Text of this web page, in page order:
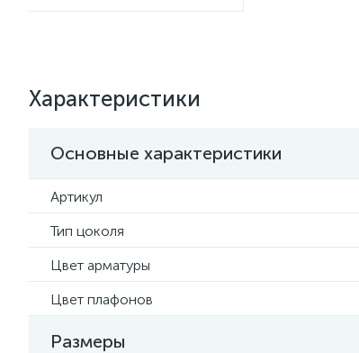
Характеристики
Основные характеристики
Артикул
Тип цоколя
Цвет арматуры
Цвет плафонов
Размеры